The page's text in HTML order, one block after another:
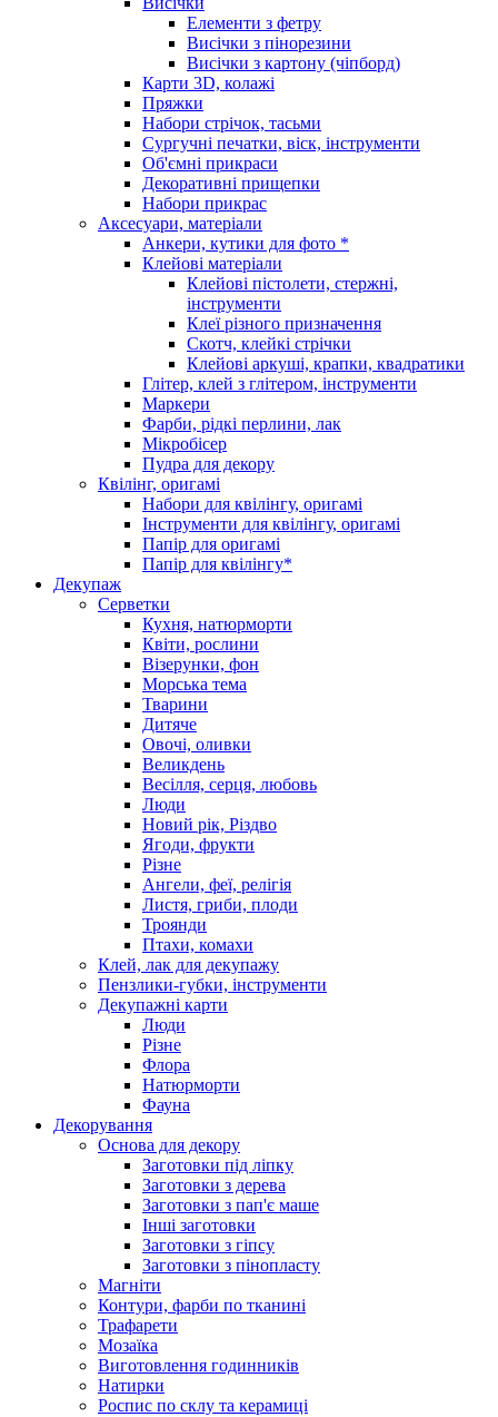
Елементи з фетру
Висічки з пінорезини
Висічки з картону (чіпборд)
Карти 3D, колажі
Пряжки
Набори стрічок, тасьми
Сургучні печатки, віск, інструменти
Об'ємні прикраси
Декоративні прищепки
Набори прикрас
Аксесуари, матеріали
Анкери, кутики для фото *
Клейові матеріали
Клейові пістолети, стержні,
інструменти
Клеї різного призначення
Скотч, клейкі стрічки
Клейові аркуші, крапки, квадратики
Глітер, клей з глітером, інструменти
Маркери
Фарби, рідкі перлини, лак
Мікробісер
Пудра для декору
Квілінг, оригамі
Набори для квілінгу, оригамі
Інструменти для квілінгу, оригамі
Папір для оригамі
Папір для квілінгу*
Декупаж
Серветки
Кухня, натюрморти
Квіти, рослини
Візерунки, фон
Морська тема
Тварини
Дитяче
Овочі, оливки
Великдень
Весілля, серця, любовь
Люди
Новий рік, Різдво
Ягоди, фрукти
Різне
Ангели, феї, релігія
Листя, гриби, плоди
Троянди
Птахи, комахи
Клей, лак для декупажу
Пензлики-губки, інструменти
Декупажні карти
Люди
Різне
Флора
Натюрморти
Фауна
Декорування
Основа для декору
Заготовки під ліпку
Заготовки з дерева
Заготовки з пап'є маше
Інші заготовки
Заготовки з гіпсу
Заготовки з пінопласту
Магніти
Контури, фарби по тканині
Трафарети
Мозаїка
Виготовлення годинників
Натирки
Роспис по склу та керамиці